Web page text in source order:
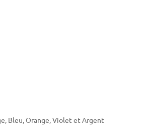
Bleu, Orange, Violet et Argent